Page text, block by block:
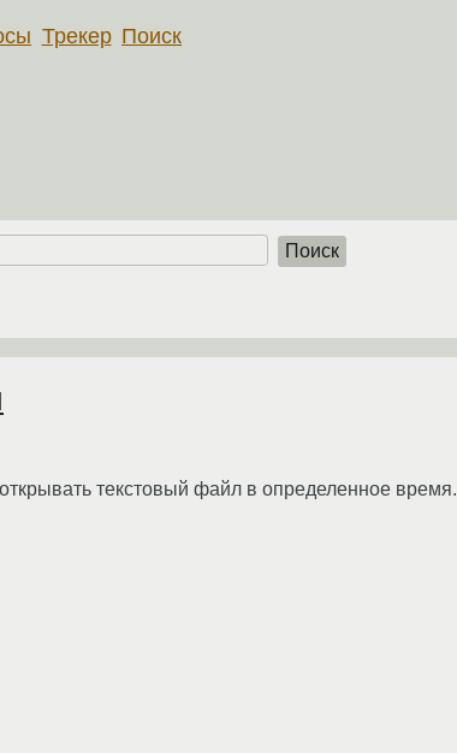
Трекер Поиск
Поиск
текстовый файл в определенное время.